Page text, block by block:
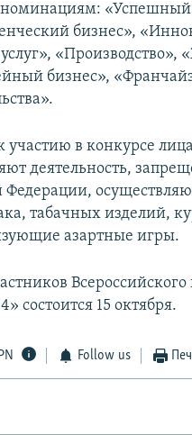
номинациям: «Успешный
бизнес»,
«Производство»,
бизнес»,
участию в конкурсе
деятельность,
Федерации,
табачных изделий,
азартные игры.
состоится 15 октября.
Follow us